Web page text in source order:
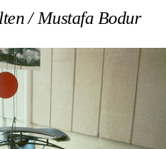
/Mustafa Bodur